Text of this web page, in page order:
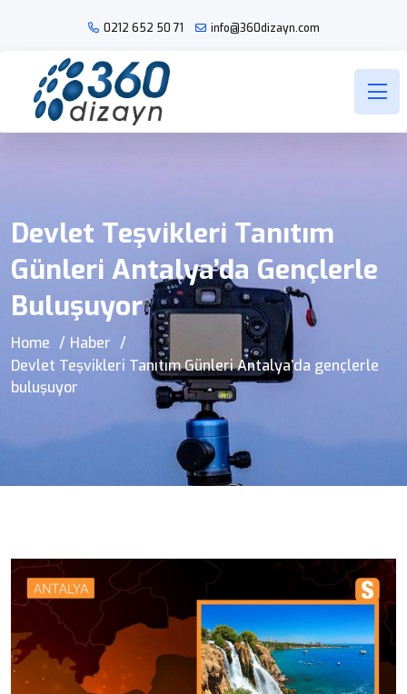
0212 652 50 71 info@360dizayn.com
Devlet Teşvikleri Tanıtım
Günleri Antalya’da Gençlerle
Buluşuyor
Home
Haber
Devlet Teşvikleri Tanıtım Günleri Antalya’da gençlerle
buluşuyor